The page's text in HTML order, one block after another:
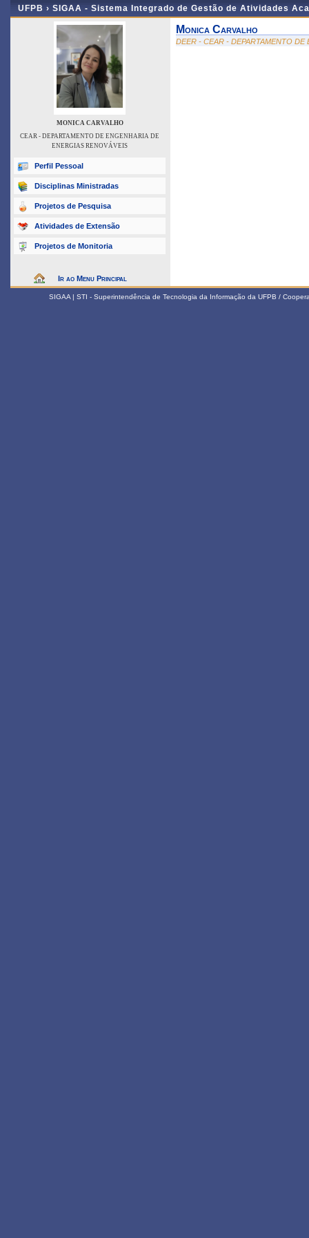
UFPB › SIGAA - Sistema Integrado de Gestão de Atividades
MONICA CARVALHO
CEAR - DEPARTAMENTO DE ENGENHARIA DE
ENERGIAS RENOVÁVEIS
Perfil Pessoal
Disciplinas Ministradas
Projetos de Pesquisa
Atividades de Extensão
Projetos de Monitoria
Ir ao Menu Principal
Monica Carvalho
DEER - CEAR - DEPARTAMENTO
SIGAA | STI - Superintendência de Tecnologia da Informação da UFPB /